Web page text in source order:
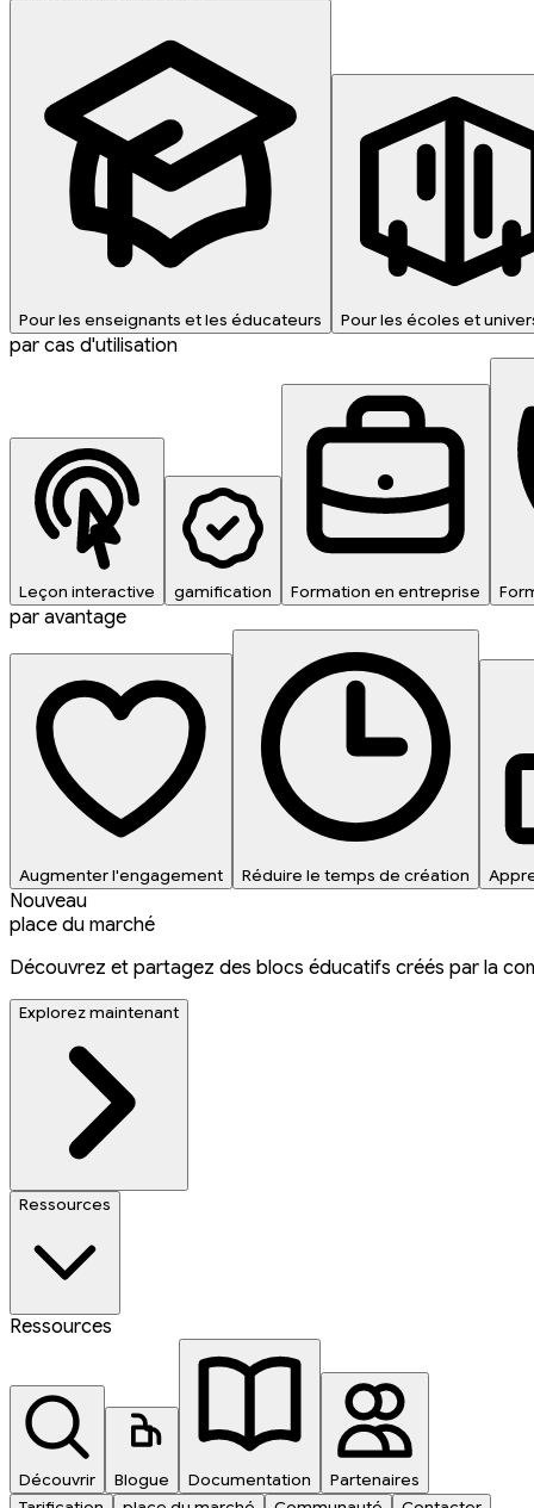
Pour les enseignants et les éducateurs Pour les écoles et
par cas d'utilisation
Leçon interactive gamification Formation en entreprise
par avantage
Augmenter l'engagement Réduire le temps de création
Nouveau
place du marché
Découvrez et partagez des blocs éducatifs créés par la
Explorez maintenant
Ressources
Ressources
Découvrir Blogue Documentation
Partenaires